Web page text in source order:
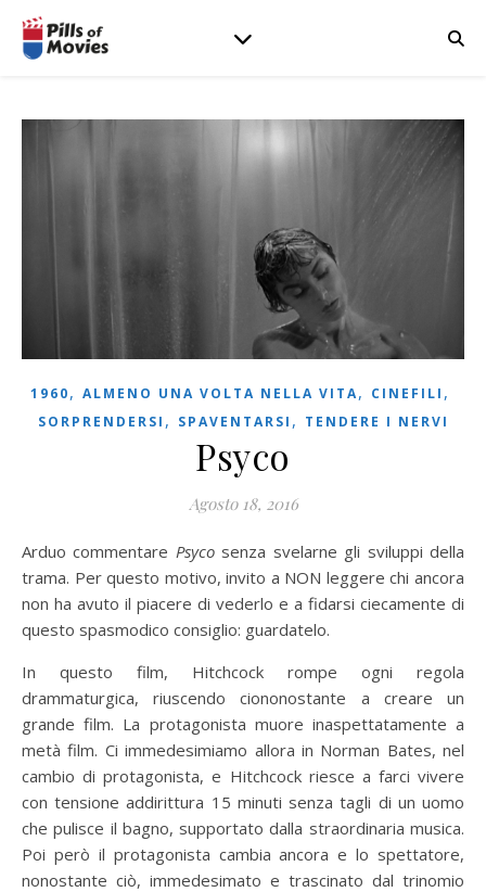
1960, ALMENO UNA VOLTA NELLA VITA, CINEFILI ,
SORPRENDERSI , SPAVENTARSI , TENDERE I NERVI
Psyco
Agosto 18, 2016
Arduo commentare Psycosenza svelarne gli sviluppi della
trama. Per questo motivo, invito a NON leggere chi ancora
non ha avuto il piacere di vederlo e a fidarsi ciecamente di
questo spasmodico consiglio: guardatelo.
In questo film, Hitchcock rompe ogni regola
drammaturgica, riuscendo ciononostante a creare un
grande film. La protagonista muore inaspettatamente a
metà film. Ci immedesimiamo allora in Norman Bates, nel
cambio di protagonista, e Hitchcock riesce a farci vivere
con tensione addirittura 15 minuti senza tagli di un uomo
che pulisce il bagno, supportato dalla straordinaria musica.
Poi però il protagonista cambia ancora e lo spettatore,
nonostante ciò, immedesimato e trascinato dal trinomio